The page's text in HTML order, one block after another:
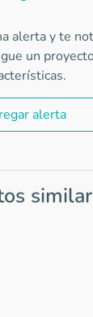
alerta y te
un
alerta